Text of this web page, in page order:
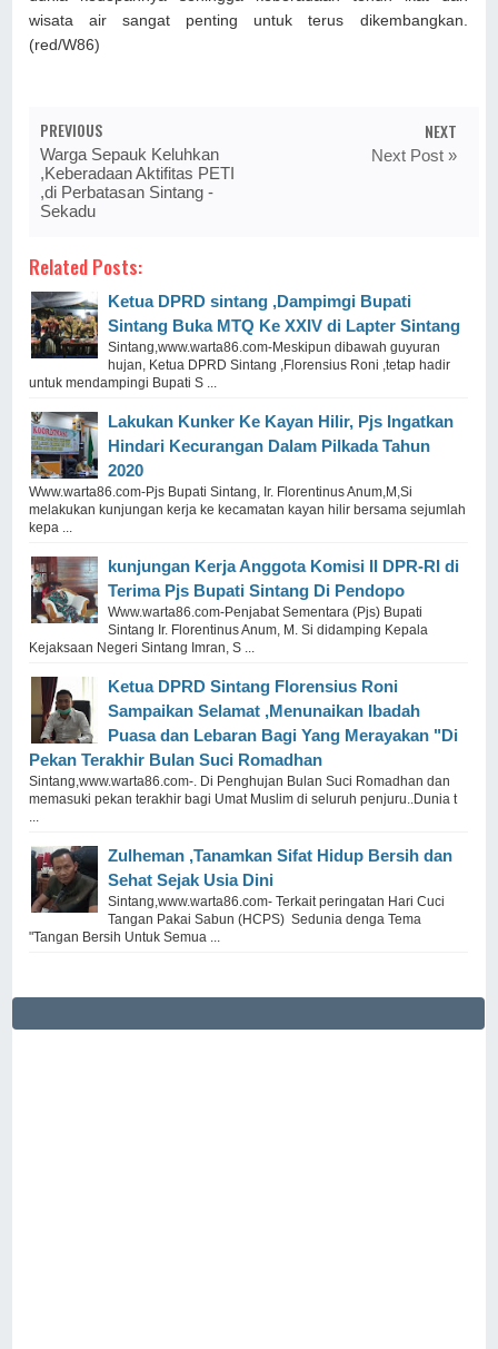
wisata air sangat penting untuk terus dikembangkan.
(red/W86)
PREVIOUS
Warga Sepauk Keluhkan
,Keberadaan Aktifitas PETI
,di Perbatasan Sintang -
Sekadu
NEXT
Next Post »
Related Posts:
Ketua DPRD sintang ,Dampimgi Bupati
Sintang Buka MTQ Ke XXIV di Lapter Sintang
Sintang,www.warta86.com-Meskipun dibawah guyuran
hujan, Ketua DPRD Sintang ,Florensius Roni ,tetap hadir
untuk mendampingi Bupati S ...
Lakukan Kunker Ke Kayan Hilir, Pjs Ingatkan
Hindari Kecurangan Dalam Pilkada Tahun
2020
Www.warta86.com-Pjs Bupati Sintang, Ir. Florentinus Anum,M,Si
melakukan kunjungan kerja ke kecamatan kayan hilir bersama sejumlah
kepa ...
kunjungan Kerja Anggota Komisi II DPR-RI di
Terima Pjs Bupati Sintang Di Pendopo
Www.warta86.com-Penjabat Sementara (Pjs) Bupati
Sintang Ir. Florentinus Anum, M. Si didamping Kepala
Kejaksaan Negeri Sintang Imran, S ...
Ketua DPRD Sintang Florensius Roni
Sampaikan Selamat ,Menunaikan Ibadah
Puasa dan Lebaran Bagi Yang Merayakan "Di
Pekan Terakhir Bulan Suci Romadhan
Sintang,www.warta86.com-. Di Penghujan Bulan Suci Romadhan dan
memasuki pekan terakhir bagi Umat Muslim di seluruh penjuru..Dunia t
...
Zulheman ,Tanamkan Sifat Hidup Bersih dan
Sehat Sejak Usia Dini
Sintang,www.warta86.com- Terkait peringatan Hari Cuci
Tangan Pakai Sabun (HCPS) Sedunia denga Tema
"Tangan Bersih Untuk Semua ...